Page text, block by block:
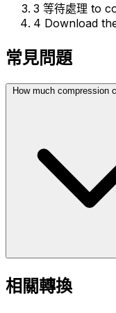
3 等待處理 to
4 Download
常見問題
How much compression
相關轉換